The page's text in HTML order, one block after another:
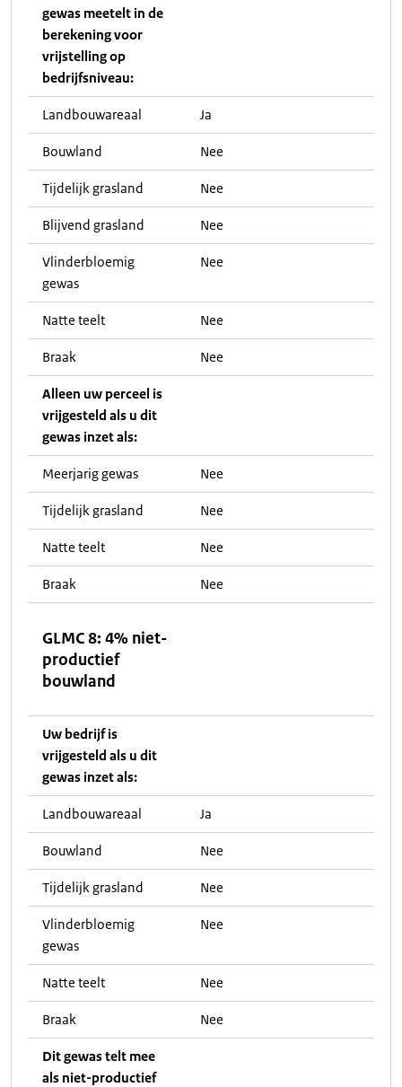
gewas meetelt in de
berekening voor
vrijstelling op
bedrijfsniveau:
Landbouwareaal Ja
Bouwland Nee
Tijdelijk grasland Nee
Blijvend grasland Nee
Vlinderbloemig
gewas
Nee
Natte teelt Nee
Braak Nee
Alleen uw perceel is
vrijgesteld als u dit
gewas inzet als:
Meerjarig gewas Nee
Tijdelijk grasland Nee
Natte teelt Nee
Braak Nee
GLMC 8: 4% niet-
productief
bouwland
Uw bedrijf is
vrijgesteld als u dit
gewas inzet als:
Landbouwareaal Ja
Bouwland Nee
Tijdelijk grasland Nee
Vlinderbloemig
gewas
Nee
Natte teelt Nee
Braak Nee
Dit gewas telt mee
als niet-productief